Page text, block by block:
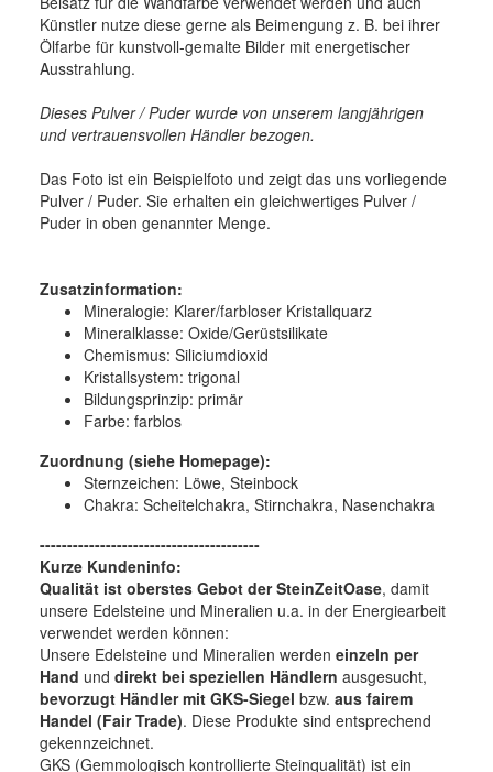
Künstler nutze diese gerne als Beimengung z. B. bei ihrer
Ölfarbe für kunstvoll-gemalte Bilder mit energetischer
Ausstrahlung.
Dieses Pulver / Puder wurde von unserem langjährigen
und vertrauensvollen Händler bezogen.
Das Foto ist ein Beispielfoto und zeigt das uns vorliegende
Pulver / Puder. Sie erhalten ein gleichwertiges Pulver /
Puder in oben genannter Menge.
Zusatzinformation:
Mineralogie: Klarer/farbloser Kristallquarz
Mineralklasse: Oxide/Gerüstsilikate
Chemismus: Siliciumdioxid
Kristallsystem: trigonal
Bildungsprinzip: primär
Farbe: farblos
Zuordnung (siehe Homepage):
Sternzeichen: Löwe, Steinbock
Chakra: Scheitelchakra, Stirnchakra, Nasenchakra
----------------------------------------
Kurze Kundeninfo:
Qualität ist oberstes Gebot der SteinZeitOase, damit
unsere Edelsteine und Mineralien u.a. in der Energiearbeit
verwendet werden können:
Unsere Edelsteine und Mineralien werden einzeln per
Hand und direkt bei speziellen Händlern ausgesucht,
bevorzugt Händler mit GKS-Siegel bzw. aus fairem
Handel (Fair Trade). Diese Produkte sind entsprechend
gekennzeichnet.
GKS (Gemmologisch kontrollierte Steinqualität) ist ein